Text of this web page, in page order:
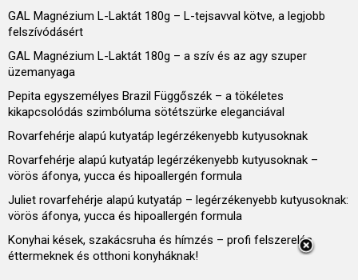
GAL Magnézium L-Laktát 180g – L-tejsavval kötve, a legjobb
felszívódásért
GAL Magnézium L-Laktát 180g – a szív és az agy szuper
üzemanyaga
Pepita egyszemélyes Brazil Függőszék – a tökéletes
kikapcsolódás szimbóluma sötétszürke eleganciával
Rovarfehérje alapú kutyatáp legérzékenyebb kutyusoknak
Rovarfehérje alapú kutyatáp legérzékenyebb kutyusoknak –
vörös áfonya, yucca és hipoallergén formula
Juliet rovarfehérje alapú kutyatáp – legérzékenyebb kutyusoknak:
vörös áfonya, yucca és hipoallergén formula
Konyhai kések, szakácsruha és hímzés – profi felszerelés
éttermeknek és otthoni konyháknak!